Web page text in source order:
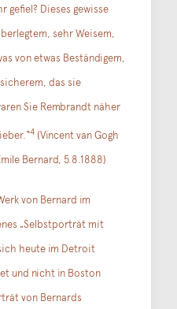
gefiel? Dieses gewisse
sehr Weisem,
von etwas Beständigem,
das sie
Sie Rembrandt näher
4(Vincent van Gogh
Bernard, 5.8.1888)
von Bernard im
„Selbstporträt mit
heute im Detroit
und nicht in Boston
von Bernards